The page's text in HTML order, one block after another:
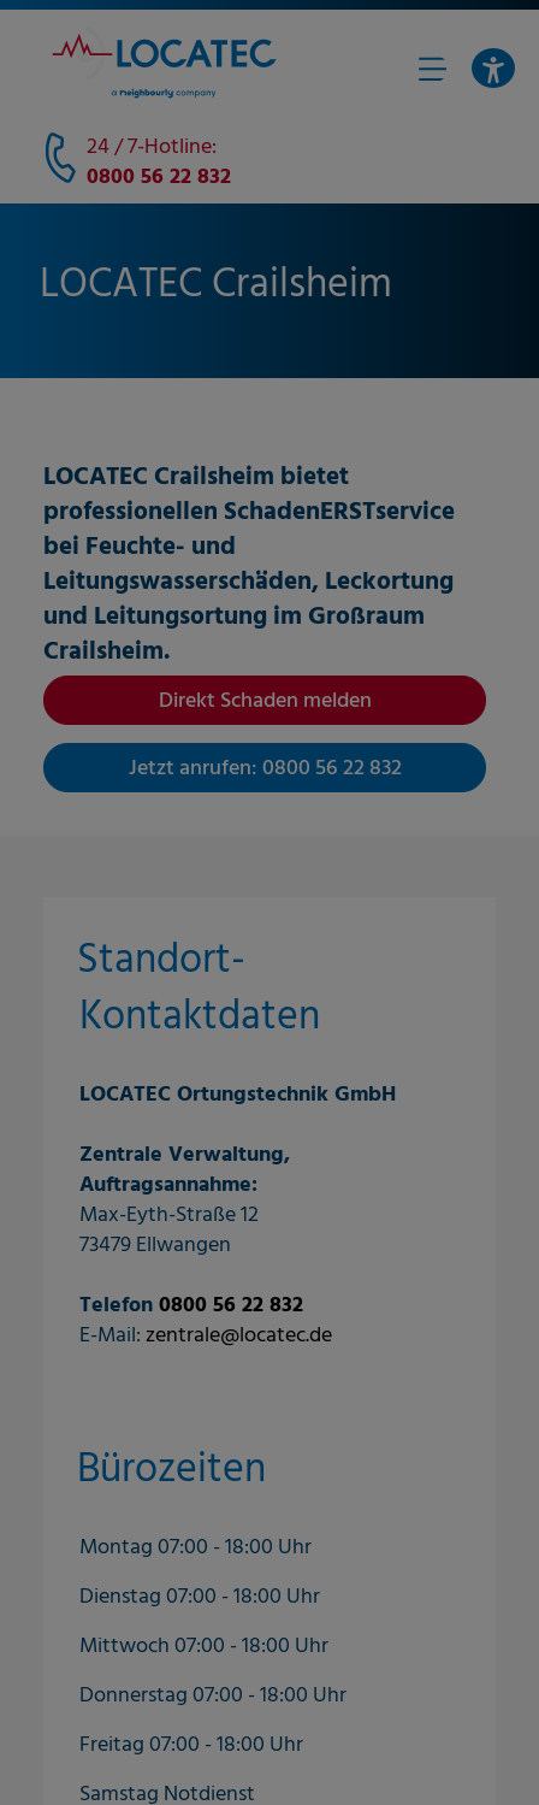
24 / 7-Hotline:
0800 56 22 832
LOCATEC Crailsheim
LOCATEC Crailsheim bietet
professionellen SchadenERSTservice
bei Feuchte- und
Leitungswasserschäden, Leckortung
und Leitungsortung im Großraum
Crailsheim.
Direkt Schaden melden
Jetzt anrufen: 0800 56 22 832
Standort-
Kontaktdaten
LOCATEC Ortungstechnik GmbH
Zentrale Verwaltung,
Auftragsannahme:
Max-Eyth-Straße 12
73479 Ellwangen
Telefon0800 56 22 832
E-Mail:zentrale@locatec.de
Bürozeiten
Montag 07:00 - 18:00 Uhr
Dienstag 07:00 - 18:00 Uhr
Mittwoch 07:00 - 18:00 Uhr
Donnerstag 07:00 - 18:00 Uhr
Freitag 07:00 - 18:00 Uhr
Samstag Notdienst